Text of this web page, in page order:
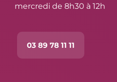
mercredi de 8h30 à 12h
03 89 78 11 11